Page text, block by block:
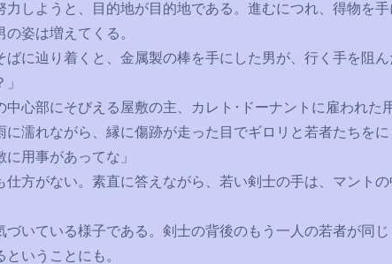
力しようと、目的地が目的地である。進むにつれ、得物を
姿は増えてくる。
に辿り着くと、金属製の棒を手にした男が、行く手を阻ん
心部にそびえる屋敷の主、カレト･ドーナントに雇われた
濡れながら、縁に傷跡が走った目でギロリと若者たちをに
に用事があってな」
方がない。素直に答えながら、若い剣士の手は、マントの
いている様子である。剣士の背後のもう一人の若者が同
いうことにも。